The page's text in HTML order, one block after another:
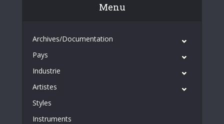
Menu
Archives/Documentation
Pays
Industrie
Artistes
Styles
Instruments